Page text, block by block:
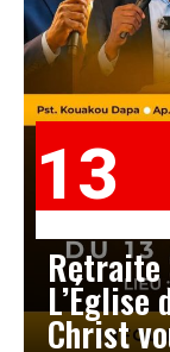
13
L’Église
Christ